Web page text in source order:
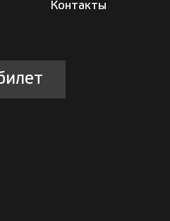
Контакты